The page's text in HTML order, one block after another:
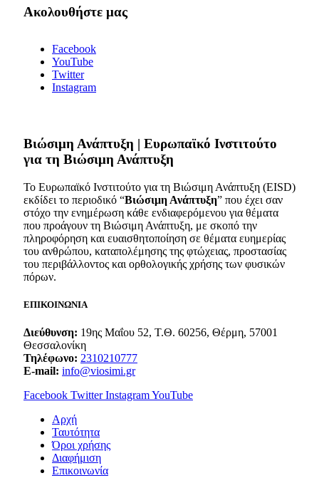
Ακολουθήστε μας
Facebook
YouTube
Twitter
Instagram
Bιώσιμη Ανάπτυξη | Ευρωπαϊκό Ινστιτούτο
για τη Βιώσιμη Ανάπτυξη
Το Ευρωπαϊκό Ινστιτούτο για τη Βιώσιμη Ανάπτυξη (EISD)
εκδίδει το περιοδικό “Βιώσιμη Ανάπτυξη” που έχει σαν
στόχο την ενημέρωση κάθε ενδιαφερόμενου για θέματα
που προάγουν τη Βιώσιμη Ανάπτυξη, με σκοπό την
πληροφόρηση και ευαισθητοποίηση σε θέματα ευημερίας
του ανθρώπου, καταπολέμησης της φτώχειας, προστασίας
του περιβάλλοντος και ορθολογικής χρήσης των φυσικών
πόρων.
ΕΠΙΚΟΙΝΩΝΙΑ
Διεύθυνση: 19ης Μαΐου 52, Τ.Θ. 60256, Θέρμη, 57001
Θεσσαλονίκη
Τηλέφωνο: 2310210777
E-mail: info@viosimi.gr
Facebook Twitter InstagramYouTube
Aρχή
Ταυτότητα
Όροι χρήσης
Διαφήμιση
Επικοινωνία